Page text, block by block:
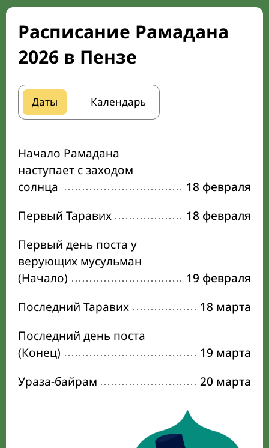
Расписание Рамадана
2026 в Пензе
Даты Календарь
Начало Рамадана
наступает с заходом
солнца
18 февраля
Первый Таравих
18 февраля
Первый день поста у
верующих мусульман
(Начало)
19 февраля
Последний Таравих
18 марта
Последний день поста
(Конец)
19 марта
Ураза-байрам
20 марта